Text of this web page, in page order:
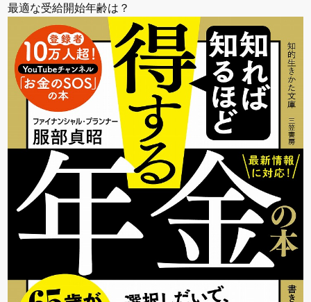
最適な受給開始年齢は？